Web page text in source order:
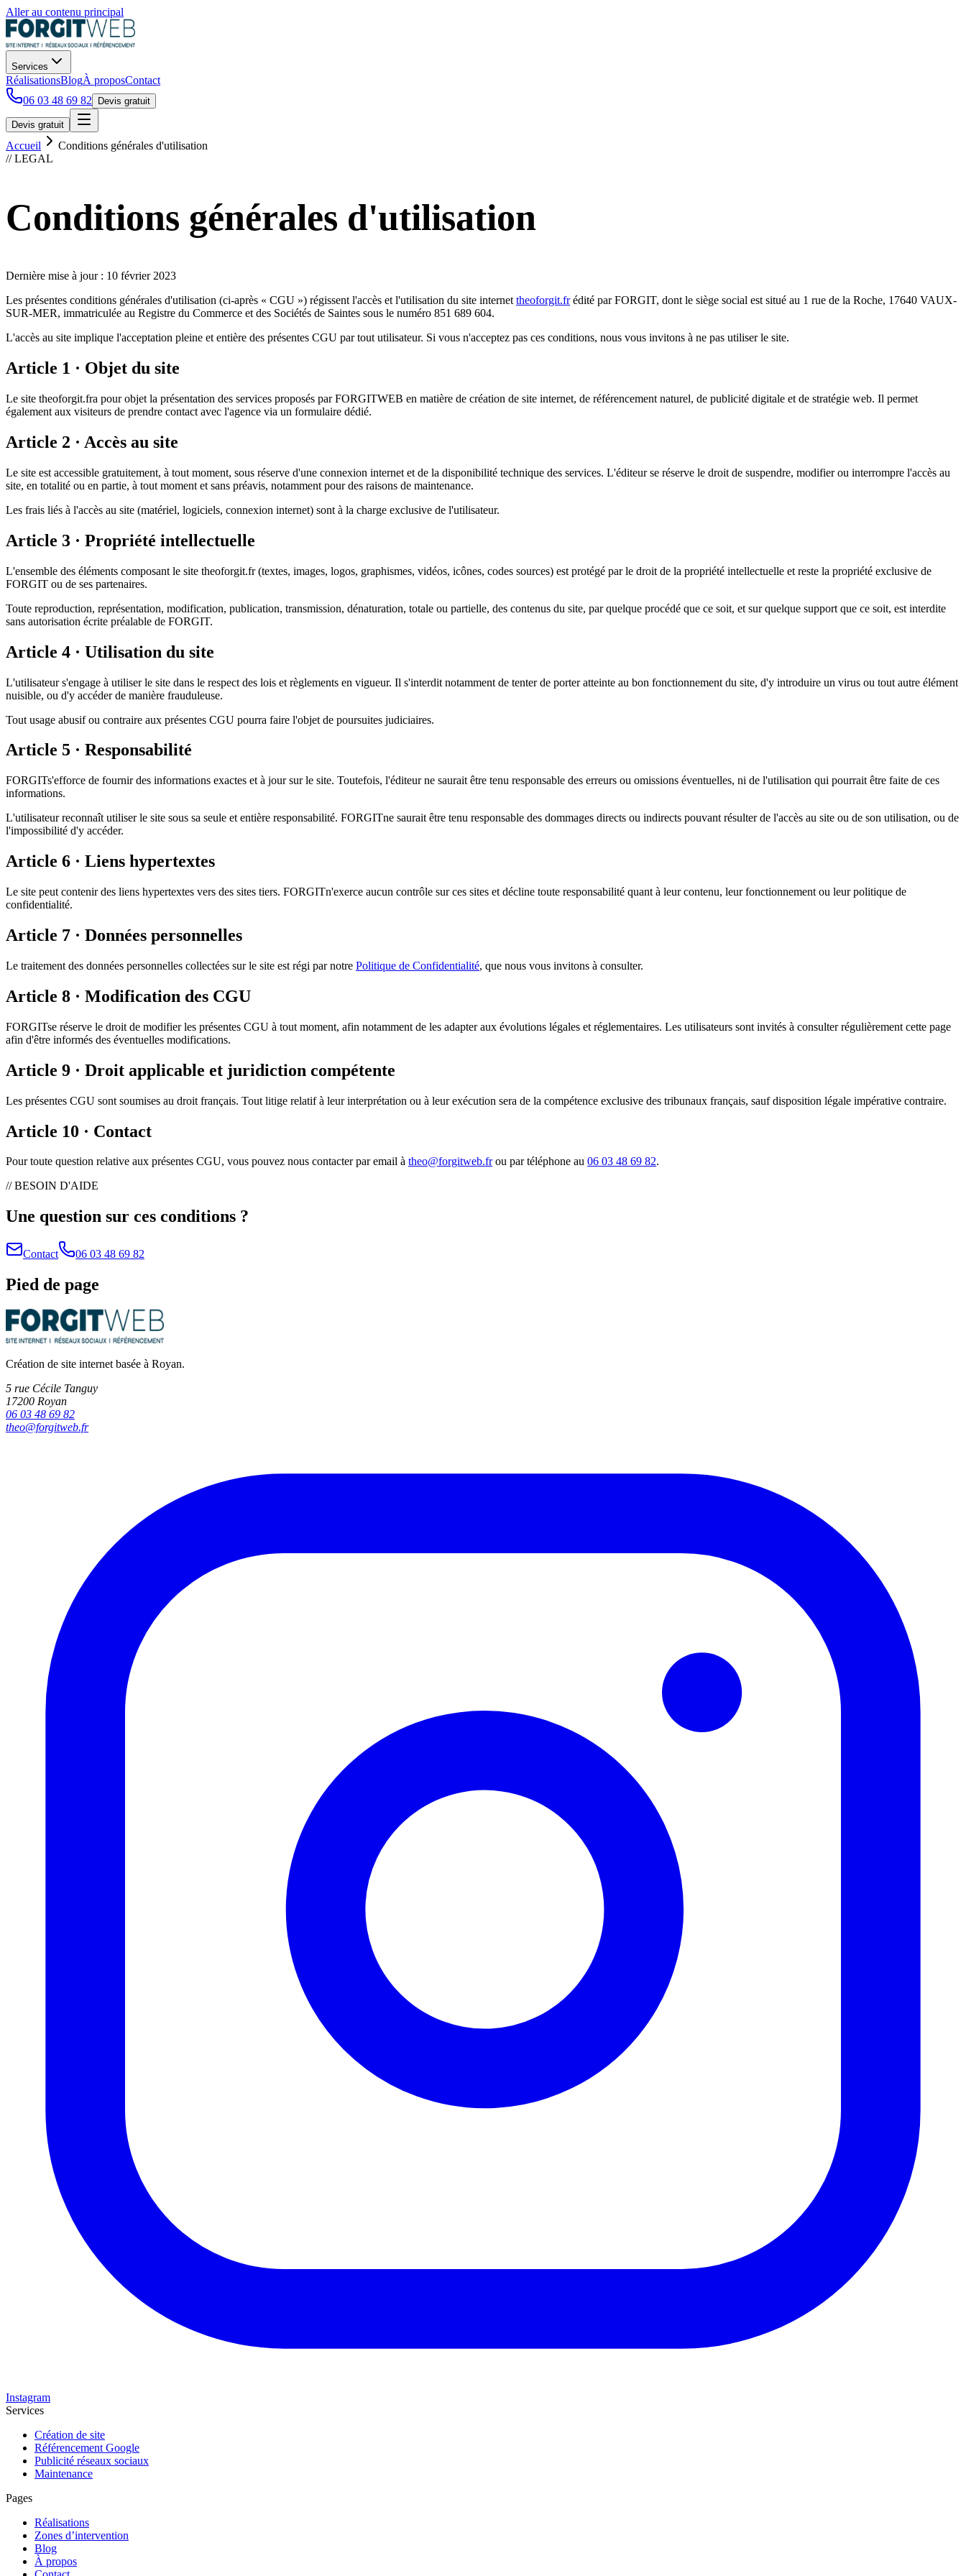
Aller au contenu principal
Services
RéalisationsBlogÀ proposContact
06 03 48 69 82
Devis gratuit
Devis gratuit
Accueil
Conditions générales d'utilisation
// LEGAL
Conditions générales d'utilisation
Dernière mise à jour : 10 février 2023
Les présentes conditions générales d'utilisation (ci-après « CGU ») régissent l'accès et l'utilisation du site internet theoforgit.fr édité parFORGIT, dont le siège social est situé au 1 rue de la Roche, 17640 VAUX-
SUR-MER, immatriculée au Registre du Commerce et des Sociétés de Saintes sous le numéro 851 689 604.
L'accès au site implique l'acceptation pleine et entière des présentes CGU par tout utilisateur. Si vous n'acceptez pas ces conditions, nous vous invitons à ne pas utiliser le site.
Article 1 · Objet du site
Le site theoforgit.fra pour objet la présentation des services proposés par FORGITWEB en matière de création de site internet, de référencement naturel, de publicité digitale et de stratégie web. Il permet
également aux visiteurs de prendre contact avec l'agence via un formulaire dédié.
Article 2 · Accès au site
Le site est accessible gratuitement, à tout moment, sous réserve d'une connexion internet et de la disponibilité technique des services. L'éditeur se réserve le droit de suspendre, modifier ou interrompre l'accès au
site, en totalité ou en partie, à tout moment et sans préavis, notamment pour des raisons de maintenance.
Les frais liés à l'accès au site (matériel, logiciels, connexion internet) sont à la charge exclusive de l'utilisateur.
Article 3 · Propriété intellectuelle
L'ensemble des éléments composant le site theoforgit.fr(textes, images, logos, graphismes, vidéos, icônes, codes sources) est protégé par le droit de la propriété intellectuelle et reste la propriété exclusive de
FORGIT ou de ses partenaires.
Toute reproduction, représentation, modification, publication, transmission, dénaturation, totale ou partielle, des contenus du site, par quelque procédé que ce soit, et sur quelque support que ce soit, est interdite
sans autorisation écrite préalable de FORGIT.
Article 4 · Utilisation du site
L'utilisateur s'engage à utiliser le site dans le respect des lois et règlements en vigueur. Il s'interdit notamment de tenter de porter atteinte au bon fonctionnement du site, d'y introduire un virus ou tout autre élément
nuisible, ou d'y accéder de manière frauduleuse.
Tout usage abusif ou contraire aux présentes CGU pourra faire l'objet de poursuites judiciaires.
Article 5 · Responsabilité
FORGITs'efforce de fournir des informations exactes et à jour sur le site. Toutefois, l'éditeur ne saurait être tenu responsable des erreurs ou omissions éventuelles, ni de l'utilisation qui pourrait être faite de ces
informations.
L'utilisateur reconnaît utiliser le site sous sa seule et entière responsabilité. FORGITne saurait être tenu responsable des dommages directs ou indirects pouvant résulter de l'accès au site ou de son utilisation, ou de
l'impossibilité d'y accéder.
Article 6 · Liens hypertextes
Le site peut contenir des liens hypertextes vers des sites tiers. FORGITn'exerce aucun contrôle sur ces sites et décline toute responsabilité quant à leur contenu, leur fonctionnement ou leur politique de
confidentialité.
Article 7 · Données personnelles
Le traitement des données personnelles collectées sur le site est régi par notre Politique de Confidentialité, que nous vous invitons à consulter.
Article 8 · Modification des CGU
FORGITse réserve le droit de modifier les présentes CGU à tout moment, afin notamment de les adapter aux évolutions légales et réglementaires. Les utilisateurs sont invités à consulter régulièrement cette page
afin d'être informés des éventuelles modifications.
Article 9 · Droit applicable et juridiction compétente
Les présentes CGU sont soumises au droit français. Tout litige relatif à leur interprétation ou à leur exécution sera de la compétence exclusive des tribunaux français, sauf disposition légale impérative contraire.
Article 10 · Contact
Pour toute question relative aux présentes CGU, vous pouvez nous contacter par email à theo@forgitweb.fr ou par téléphone au 06 03 48 69 82.
// BESOIN D'AIDE
Une question sur ces conditions ?
Contact 06 03 48 69 82
Pied de page
Création de site internet basée à Royan.
5 rue Cécile Tanguy
17200 Royan
06 03 48 69 82
theo@forgitweb.fr
Instagram
Services
Création de site
Référencement Google
Publicité réseaux sociaux
Maintenance
Pages
Réalisations
Zones d’intervention
Blog
À propos